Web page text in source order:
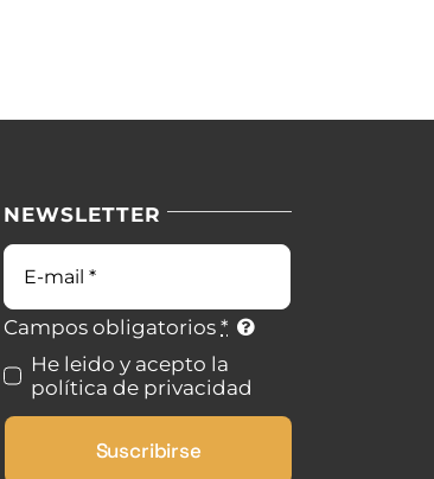
NEWSLETTER
Campos obligatorios*
He leido y acepto la
política de privacidad
Suscribirse